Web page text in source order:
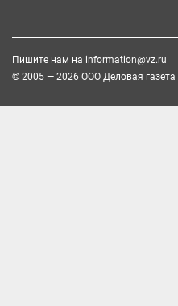
Пишите нам на information@vz.ru
© 2005 — 2026 ООО Деловая газета